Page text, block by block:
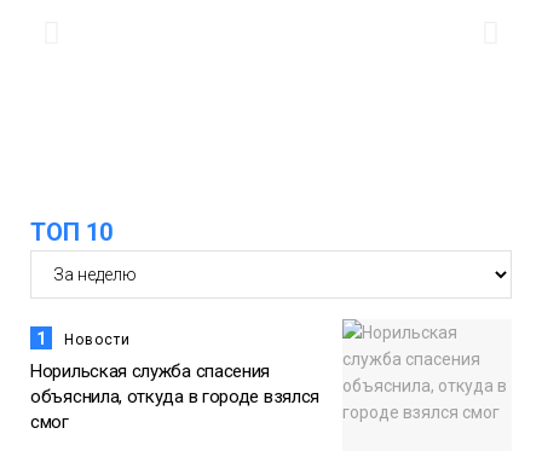
ТОП 10
1 Новости
Норильская служба спасения
объяснила, откуда в городе взялся
смог